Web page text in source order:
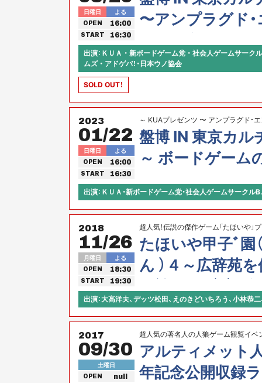
日曜日 よる
OPEN 16:00
START 16:30
〜アンプラグド
出演：ＫＵＡ ・ 新ボードゲーム党 ・ 社会人ゲームサーク
ムズ ・ アドゲバ！・日本ウノ協会
SOLD OUT！
2023
01/22
日曜日 よる
OPEN 16:00
START 16:30
～ KUAプレゼンツ 〜 アンプラグド・
盤博 IN 東京カル
～ ボードゲーム
出演：ＫＵＡ・新ボードゲーム党・社会人ゲームサークル
2018
11/26
月曜日 よる
OPEN 18:30
START 19:30
超人気！伝説の傑作ゲーム「たほいや」
たほいや甲子ﾞ園
ん ）４～広辞苑
2人！
出演：大高洋夫、デッツ松田、えのきどいちろう、小林恭二
2017
09/30
土曜日
OPEN null
超人気の著名人の人狼ゲーム観覧イベ
アルティメット
年記念公開収録ラ